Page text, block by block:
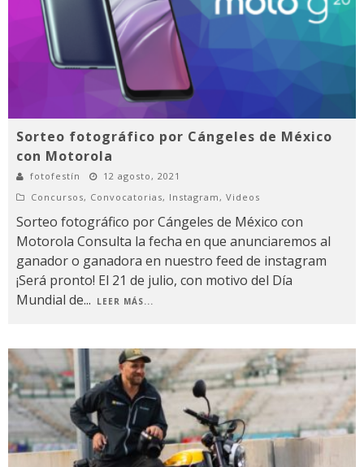
Sorteo fotográfico por Cángeles de México
con Motorola
fotofestín
12 agosto, 2021
Concursos, Convocatorias, Instagram, Videos
Sorteo fotográfico por Cángeles de México con
Motorola Consulta la fecha en que anunciaremos al
ganador o ganadora en nuestro feed de instagram
¡Será pronto! El 21 de julio, con motivo del Día
Mundial de... LEER MÁS...